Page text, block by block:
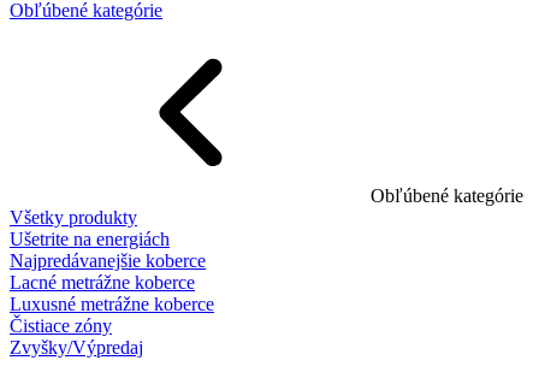
Obľúbené kategórie
Obľúbené kategórie
Všetky produkty
Ušetrite na energiách
Najpredávanejšie koberce
Lacné metrážne koberce
Luxusné metrážne koberce
Čistiace zóny
Zvyšky/Výpredaj